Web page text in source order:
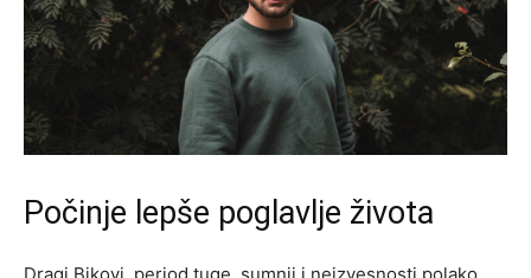
Počinje lepše poglavlje života